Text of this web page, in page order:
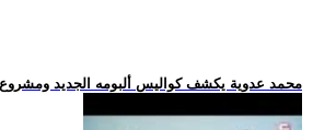
.. محمد عدوية يكشف كواليس ألبومه الجديد